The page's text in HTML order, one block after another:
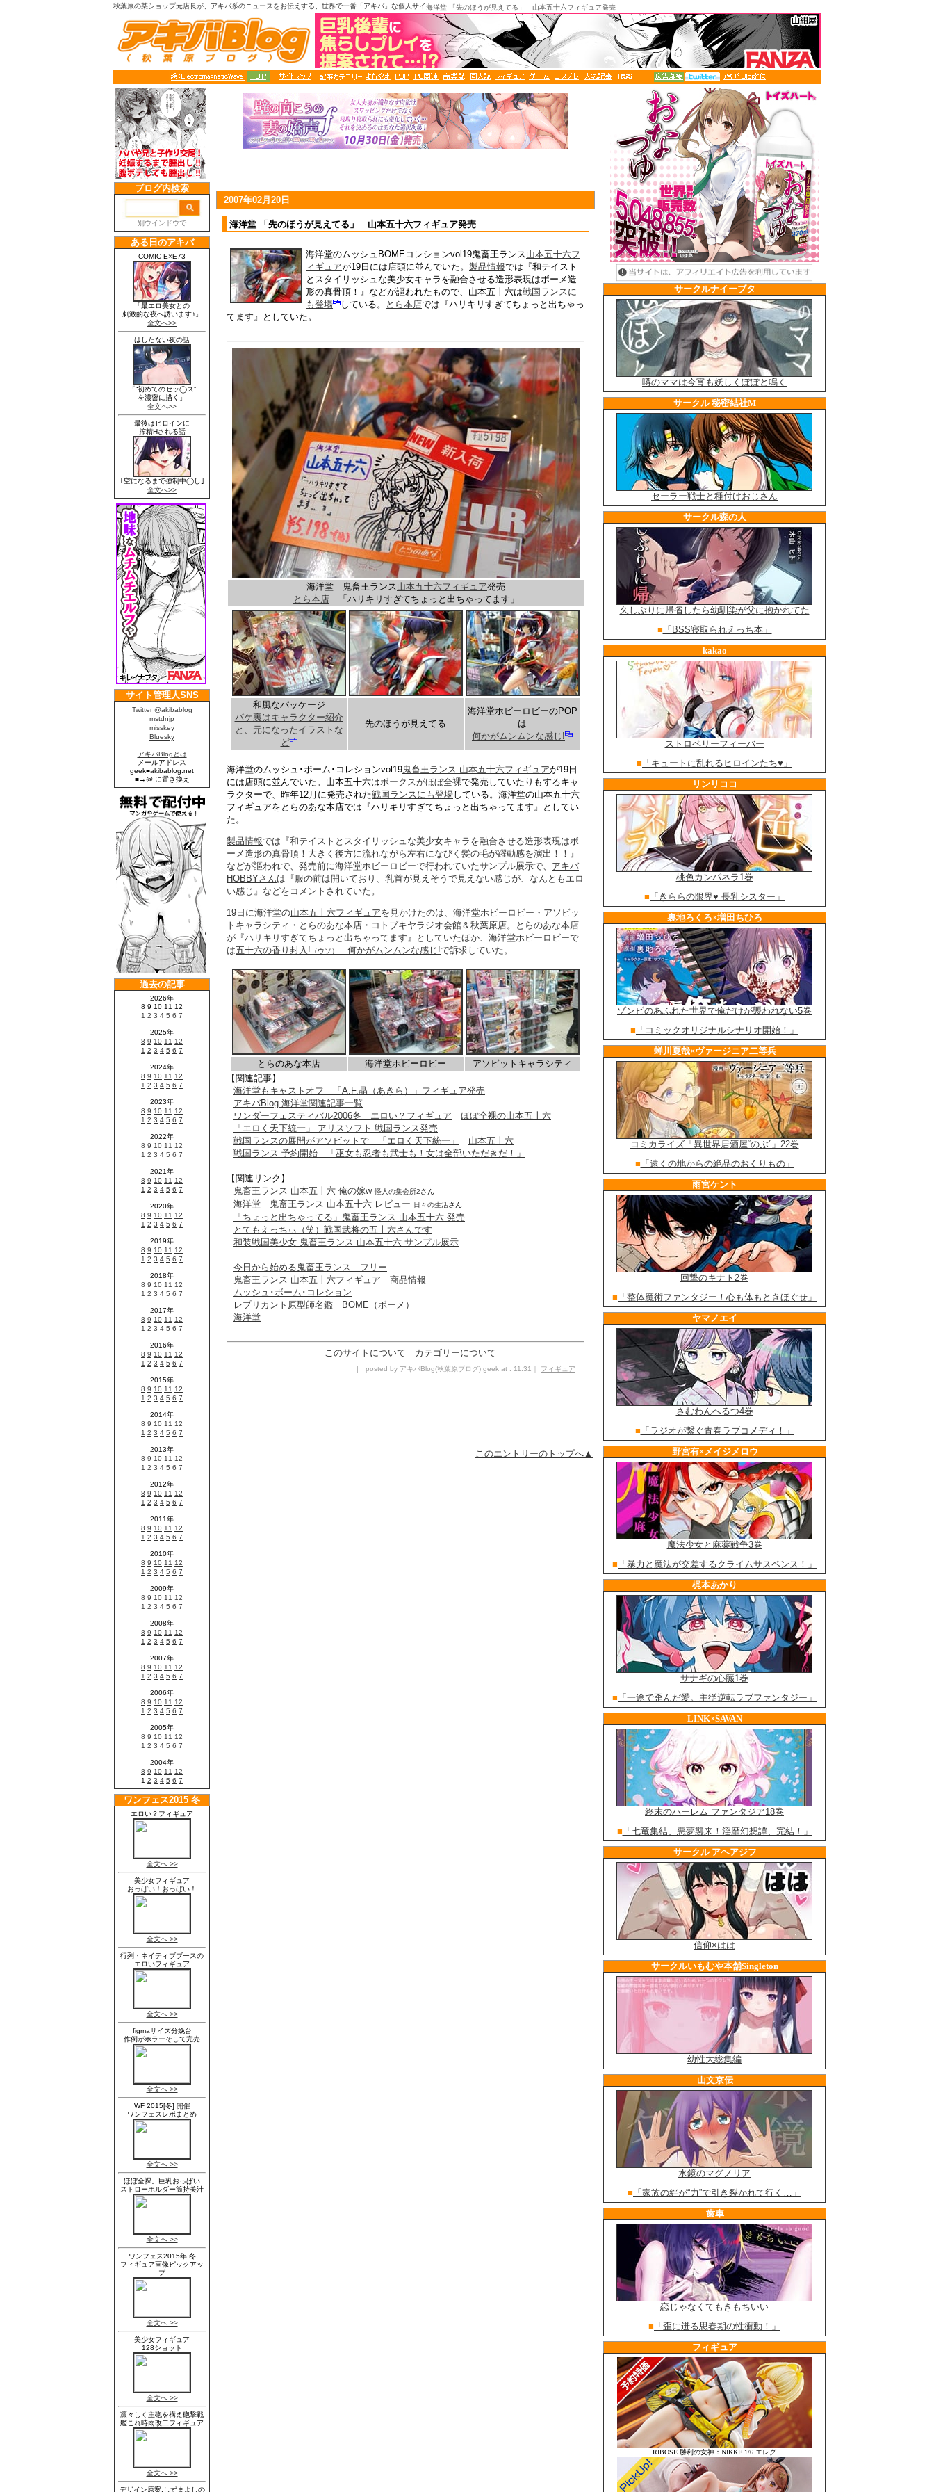
海洋堂 「先のほうが見えてる」 山本五十六フィギュア発売
秋葉原の某ショップ元店長が、アキバ系のニュースをお伝えする、世界で一番「アキバ」な個人サイト
2007年02月20日
海洋堂 「先のほうが見えてる」 山本五十六フィギュア発売
海洋堂のムッシュBOMEコレションvol19鬼畜王ランス山本五十六フ
ィギュアが19日には店頭に並んでいた。 製品情報では『和テイスト
とスタイリッシュな美少女キャラを融合させる造形表現はボーメ造
形の真骨頂！』などが謳われたもので、山本五十六は戦国ランスに
も登場
している。 とら本店では『ハリキリすぎてちょっと出ちゃっ
てます』としていた。
海洋堂 鬼畜王ランス山本五十六フィギュア発売
とら本店「ハリキリすぎてちょっと出ちゃってます」
和風なパッケージ
パケ裏はキャラクター紹介
と、元になったイラストな
ど
先のほうが見えてる
海洋堂ホビーロビーのPOP
は
何かがムンムンな感じ!
海洋堂のムッシュ･ボーム･コレションvol19鬼畜王ランス 山本五十六フィギュアが19日
には店頭に並んでいた。山本五十六はボークスがほぼ全裸で発売していたりもするキャ
ラクターで、昨年12月に発売された戦国ランスにも登場している。海洋堂の山本五十六
フィギュアをとらのあな本店では『ハリキリすぎてちょっと出ちゃってます』としてい
た。
製品情報では『和テイストとスタイリッシュな美少女キャラを融合させる造形表現はボ
ーメ造形の真骨頂！大きく後方に流れながら左右になびく髪の毛が躍動感を演出！！』
などが謳われで、発売前に海洋堂ホビーロビーで行われていたサンプル展示で、 アキバ
HOBBYさんは『服の前は開いており、乳首が見えそうで見えない感じが、なんともエロ
い感じ』などをコメントされていた。
19日に海洋堂の山本五十六フィギュアを見かけたのは、海洋堂ホビーロビー・アソビッ
トキャラシティ・とらのあな本店・コトブキヤラジオ会館＆秋葉原店。とらのあな本店
が『ハリキリすぎてちょっと出ちゃってます』としていたほか、海洋堂ホビーロビーで
は五十六の香り封入! （ウソ） 何かがムンムンな感じ!で訴求していた。
とらのあな本店 海洋堂ホビーロビー
アソビットキャラシティ
【関連記事】
海洋堂もキャストオフ 「A.F.晶（あきら）」フィギュア発売
アキバBlog 海洋堂関連記事一覧
ワンダーフェスティバル2006冬 エロい？フィギュア
ほぼ全裸の山本五十六
「エロく天下統一」 アリスソフト 戦国ランス発売
戦国ランスの展開がアソビットで 「エロく天下統一」
山本五十六
戦国ランス 予約開始 「巫女も忍者も武士も！女は全部いただきだ！」
【関連リンク】
鬼畜王ランス 山本五十六 俺の嫁w 怪人の集会所2さん
海洋堂 鬼畜王ランス 山本五十六 レビュー 日々の生活さん
「ちょっと出ちゃってる」鬼畜王ランス 山本五十六 発売
とてもえっちぃ（笑）戦国武将の五十六さんです
和装戦国美少女 鬼畜王ランス 山本五十六 サンプル展示
今日から始める鬼畜王ランス フリー
鬼畜王ランス 山本五十六フィギュア 商品情報
ムッシュ･ボーム･コレション
レプリカント原型師名鑑 BOME（ボーメ）
海洋堂
このサイトについて カテゴリーについて
| posted by アキバBlog(秋葉原ブログ) geek at : 11:31｜ フィギュア
このエントリーのトップへ▲